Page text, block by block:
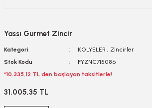
Yassı Gurmet Zincir
Kategori KOLYELER , Zincirler
Stok Kodu
FYZNC715086
*10.335,12 TL den başlayan taksitlerle!
31.005,35 TL